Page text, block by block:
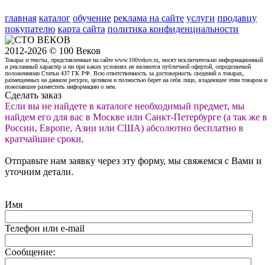
главная каталог обучение реклама на сайте услуги продавцу
покупателю карта сайта политика конфиденциальности
2012-2026 © 100 Веков
Товары и тексты, представленные на сайте www.100vekov.ru, носят исключительно информационный
и рекламный характер и ни при каких условиях не являются публичной офертой, определяемой
положениями Статьи 437 ГК РФ. Всю ответственность за достоверность сведений о товарах,
размещенных на данном ресурсе, целиком и полностью берет на себя лицо, владеющее этим товаром и
пожелавшее разместить информацию о нем.
Сделать заказ
Если вы не найдете в каталоге необходимый предмет, мы
найдем его для вас в Москве или Санкт-Петербурге (а так же в
России, Европе, Азии или США) абсолютно бесплатно в
кратчайшие сроки.
Отправьте нам заявку через эту форму, мы свяжемся с Вами и
уточним детали.
Имя
Телефон или e-mail
Сообщение: